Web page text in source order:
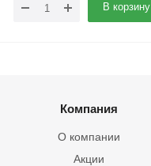
В корзину
Компания
О компании
Акции